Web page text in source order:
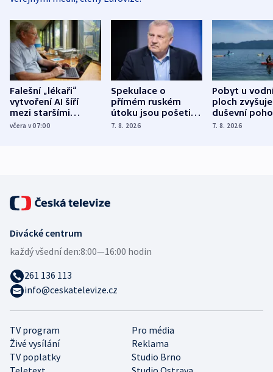
Falešní „lékaři“
vytvoření AI šíří
mezi staršími
Poláky nebezpečné
včera v 07:00
Spekulace o
přímém ruském
útoku jsou pošetilé,
míní estonský
7. 8. 2026
Pobyt u
ploch zvyšuje
duševní
ukázala
7. 8. 2026
TV program
Pro média
Živé vysílání
Reklama
TV poplatky
Studio Brno
Divácké centrum
každý všední den:8:00—16:00 hodin
261 136 113
info@ceskatelevize.cz